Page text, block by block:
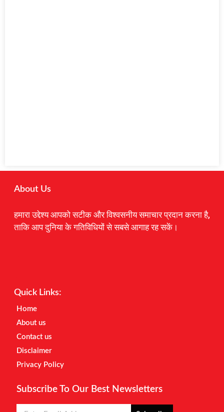
About Us
हमारा उद्देश्य आपको सटीक और विश्वसनीय समाचार प्रदान करना है,
ताकि आप दुनिया के गतिविधियों से सबसे आगाह रह सकें।
Quick Links:
Home
About us
Contact us
Disclaimer
Privacy Policy
Subscribe To Our Best Newsletters